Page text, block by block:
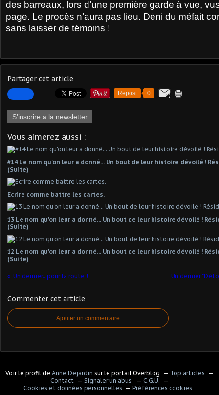
des barreaux, lors d’une première garde à vue,
page. Le procès n’aura pas lieu. Déni du méfait
sans laisser de témoins !
Partager cet article
Repost 0
S'inscrire à la newsletter
Vous aimerez aussi :
#14 Le nom qu'on leur a donné... Un bout de leur histoire dévoilé !
(Suite)
Ecrire comme battre les cartes.
13 Le nom qu'on leur a donné... Un bout de leur histoire dévoilé !
(Suite)
12 Le nom qu'on leur a donné... Un bout de leur histoire dévoilé !
(Suite)
Un dernier...pour la route ! Un dernier
Commenter cet article
Ajouter un commentaire
Voir le profil de Anne Dejardin sur le portail Overblog
Top articles
Contact
Signaler un abus
C.G.U.
Cookies et données personnelles
Préférences cookies